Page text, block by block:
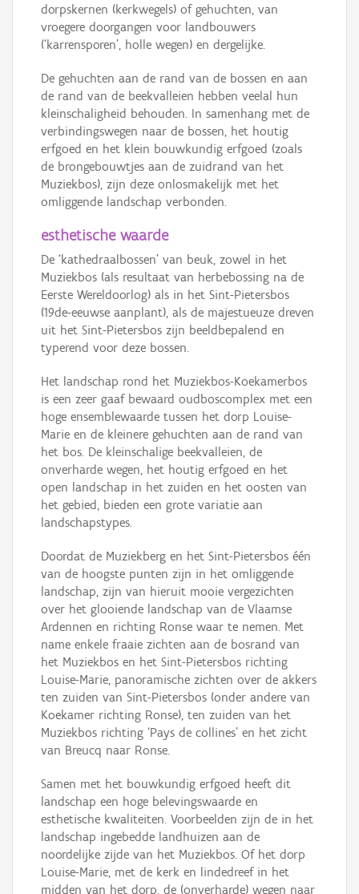
dorpskernen (kerkwegels) of gehuchten, van
vroegere doorgangen voor landbouwers
(‘karrensporen’, holle wegen) en dergelijke.
De gehuchten aan de rand van de bossen en aan
de rand van de beekvalleien hebben veelal hun
kleinschaligheid behouden. In samenhang met de
verbindingswegen naar de bossen, het houtig
erfgoed en het klein bouwkundig erfgoed (zoals
de brongebouwtjes aan de zuidrand van het
Muziekbos), zijn deze onlosmakelijk met het
omliggende landschap verbonden.
esthetische waarde
De ‘kathedraalbossen’ van beuk, zowel in het
Muziekbos (als resultaat van herbebossing na de
Eerste Wereldoorlog) als in het Sint-Pietersbos
(19de-eeuwse aanplant), als de majestueuze dreven
uit het Sint-Pietersbos zijn beeldbepalend en
typerend voor deze bossen.
Het landschap rond het Muziekbos-Koekamerbos
is een zeer gaaf bewaard oudboscomplex met een
hoge ensemblewaarde tussen het dorp Louise-
Marie en de kleinere gehuchten aan de rand van
het bos. De kleinschalige beekvalleien, de
onverharde wegen, het houtig erfgoed en het
open landschap in het zuiden en het oosten van
het gebied, bieden een grote variatie aan
landschapstypes.
Doordat de Muziekberg en het Sint-Pietersbos één
van de hoogste punten zijn in het omliggende
landschap, zijn van hieruit mooie vergezichten
over het glooiende landschap van de Vlaamse
Ardennen en richting Ronse waar te nemen. Met
name enkele fraaie zichten aan de bosrand van
het Muziekbos en het Sint-Pietersbos richting
Louise-Marie, panoramische zichten over de akkers
ten zuiden van Sint-Pietersbos (onder andere van
Koekamer richting Ronse), ten zuiden van het
Muziekbos richting ‘Pays de collines’ en het zicht
van Breucq naar Ronse.
Samen met het bouwkundig erfgoed heeft dit
landschap een hoge belevingswaarde en
esthetische kwaliteiten. Voorbeelden zijn de in het
landschap ingebedde landhuizen aan de
noordelijke zijde van het Muziekbos. Of het dorp
Louise-Marie, met de kerk en lindedreef in het
midden van het dorp, de (onverharde) wegen naar